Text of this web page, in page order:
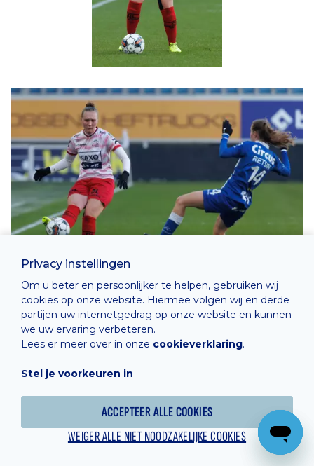
Privacy instellingen
Om u beter en persoonlijker te helpen, gebruiken wij
cookies op onze website. Hiermee volgen wij en derde
partijen uw internetgedrag op onze website en kunnen
we uw ervaring verbeteren.
Lees er meer over in onze cookieverklaring.
Stel je voorkeuren in
ACCEPTEER ALLE COOKIES
WEIGER ALLE NIET NOODZAKELIJKE COOKIES